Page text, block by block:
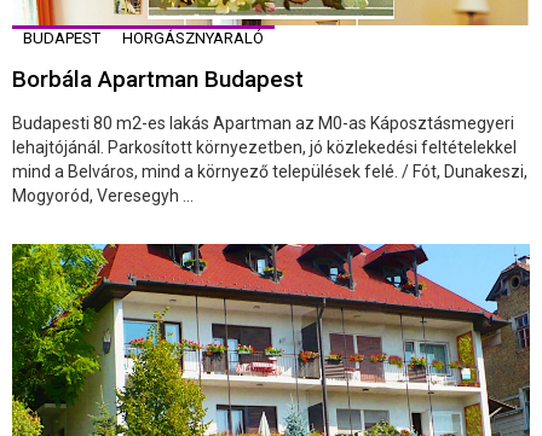
BUDAPEST HORGÁSZNYARALÓ
Borbála Apartman Budapest
Budapesti 80 m2-es lakás Apartman az M0-as Káposztásmegyeri
lehajtójánál. Parkosított környezetben, jó közlekedési feltételekkel
mind a Belváros, mind a környező települések felé. / Fót, Dunakeszi,
Mogyoród, Veresegyh ...